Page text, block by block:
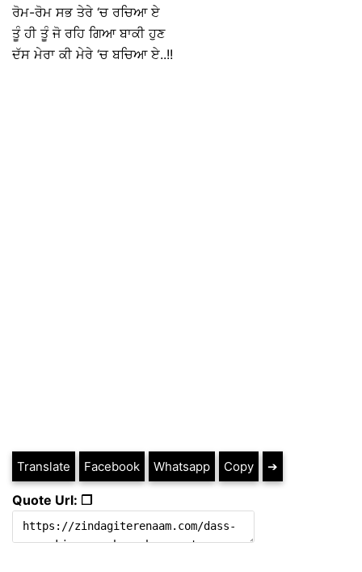
ਰੋਮ-ਰੋਮ ਸਭ ਤੇਰੇ ‘ਚ ਰਚਿਆ ਏ
ਤੂੰ ਹੀ ਤੂੰ ਜੋ ਰਹਿ ਗਿਆ ਬਾਕੀ ਹੁਣ
ਦੱਸ ਮੇਰਾ ਕੀ ਮੇਰੇ ‘ਚ ਬਚਿਆ ਏ..!!
Translate Facebook Whatsapp Copy ➔
Quote Url: ❐